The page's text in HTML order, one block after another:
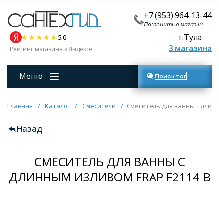
+7 (953) 964-13-44
Позвонить в магазин
5.0
Рейтинг магазина в Яндексе
г.Тула
3 магазина
Меню Поиск товаров
Главная / Каталог / Смесители / Смеситель для ванны с
Назад
СМЕСИТЕЛЬ ДЛЯ ВАННЫ С
ДЛИННЫМ ИЗЛИВОМ FRAP F2114-B